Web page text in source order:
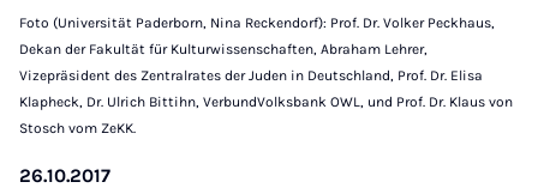
Foto (Universität Paderborn, Nina Reckendorf): Prof. Dr. Volker Peckhaus,
Dekan der Fakultät für Kulturwissenschaften, Abraham Lehrer,
Vizepräsident des Zentralrates der Juden in Deutschland, Prof. Dr. Elisa
Klapheck, Dr. Ulrich Bittihn, VerbundVolksbank OWL, und Prof. Dr. Klaus von
Stosch vom ZeKK.
26.10.2017